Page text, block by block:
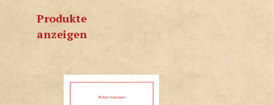
Produkte
anzeigen